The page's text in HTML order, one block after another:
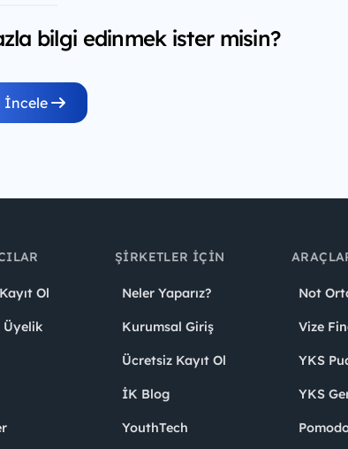
bilgi edinmek ister misin?
İncele
Ol
Üyelik
ŞIRKETLER İÇIN
Neler Yaparız?
Kurumsal Giriş
Ücretsiz Kayıt Ol
İK Blog
YouthTech
Not
Vize
YKS
YKS